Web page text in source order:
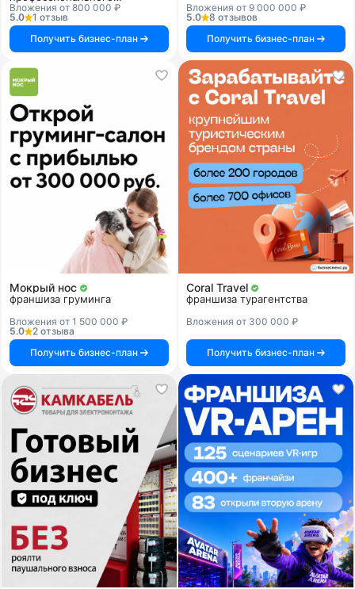
образования
Вложения от 800 000 ₽
5.0
1 отзыв
Получить бизнес-план
Вложения от 9 000 000 ₽
5.0
8 отзывов
Получить бизнес-план
Мокрый нос
франшиза груминга
Вложения от 1 500 000 ₽
5.0
2 отзыва
Получить бизнес-план
Coral Travel
франшиза турагентства
Вложения от 300 000 ₽
Получить бизнес-план